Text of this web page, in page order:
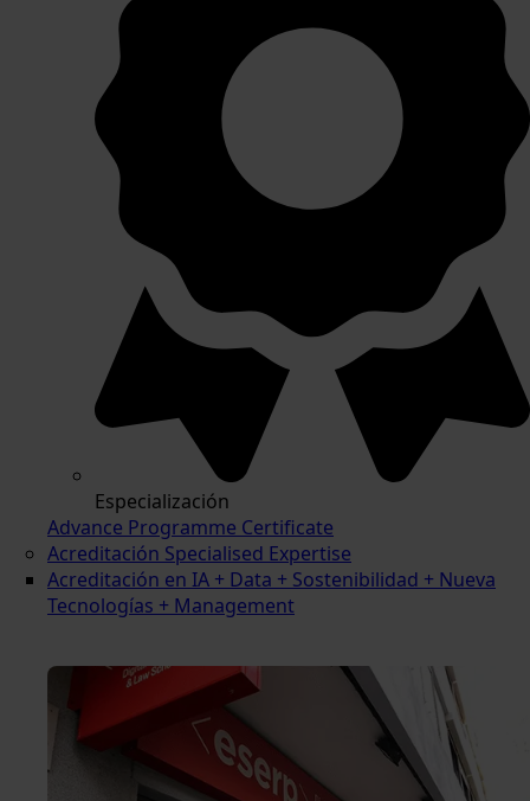
Especialización
Advance Programme Certificate
Acreditación Specialised Expertise
Acreditación en IA + Data + Sostenibilidad + Nueva
Tecnologías + Management